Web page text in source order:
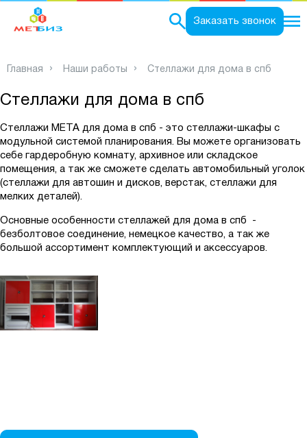
Заказать звонок
Главная Наши работы Стеллажи для дома в спб
Стеллажи для дома в спб
Стеллажи META для дома в спб - это стеллажи-шкафы с
модульной системой планирования. Вы можете организовать
себе гардеробную комнату, архивное или складское
помещения, а так же сможете сделать автомобильный уголок
(стеллажи для автошин и дисков, верстак, стеллажи для
мелких деталей).
Основные особенности стеллажей для дома в спб -
безболтовое соединение, немецкое качество, а так же
большой ассортимент комплектующий и аксессуаров.